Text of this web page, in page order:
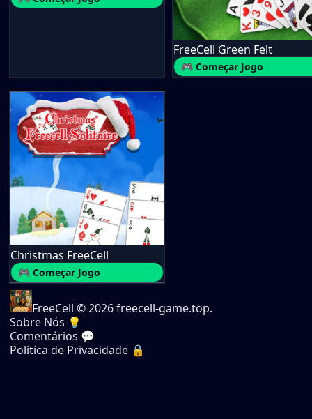
FreeCell Green Felt
🎮 Começar Jogo
Christmas FreeCell
🎮 Começar Jogo
FreeCell © 2026 freecell-game.top.
Sobre Nós 💡
Comentários 💬
Política de Privacidade 🔒